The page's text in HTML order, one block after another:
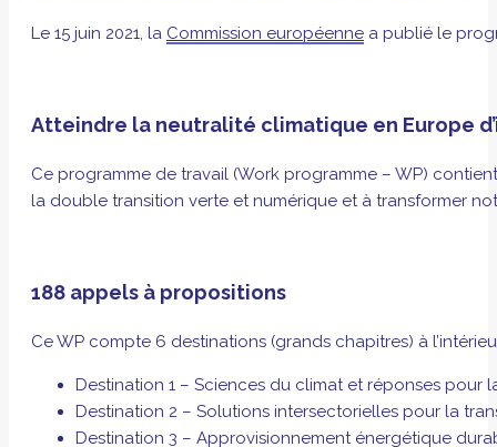
Le 15 juin 2021, la Commission européenne a publié le
Atteindre la neutralité climatique en Europe
Ce programme de travail (Work programme – WP)
la double transition verte et numérique et à transformer
188 appels à propositions
Ce WP compte 6 destinations (grands chapitres) à
Destination 1 – Sciences du climat et réponses
Destination 2 – Solutions intersectorielles pour la
Destination 3 – Approvisionnement énergétique